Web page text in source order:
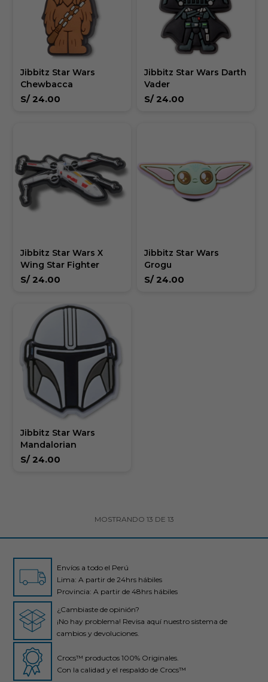
Jibbitz Star Wars
Chewbacca
S/ 24.00
Jibbitz Star Wars Darth
Vader
S/ 24.00
Jibbitz Star Wars X
Wing Star Fighter
S/ 24.00
Jibbitz Star Wars
Grogu
S/ 24.00
Jibbitz Star Wars
Mandalorian
S/ 24.00
MOSTRANDO 13 DE 13
Envíos a todo el Perú
Lima: A partir de 24hrs hábiles
Provincia: A partir de 48hrs hábiles
¿Cambiaste de opinión?
¡No hay problema! Revisa aquí nuestro sistema de
cambios y devoluciones.
Crocs™ productos 100% Originales.
Con la calidad y el respaldo de Crocs™